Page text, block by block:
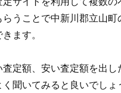
らうことで中新川郡立山町
ます。
査定額、安い査定額を出し
聞いてみると良いでしょ